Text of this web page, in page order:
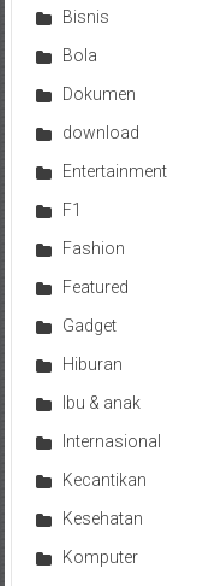
Bisnis
Bola
Dokumen
download
Entertainment
F1
Fashion
Featured
Gadget
Hiburan
Ibu & anak
Internasional
Kecantikan
Kesehatan
Komputer